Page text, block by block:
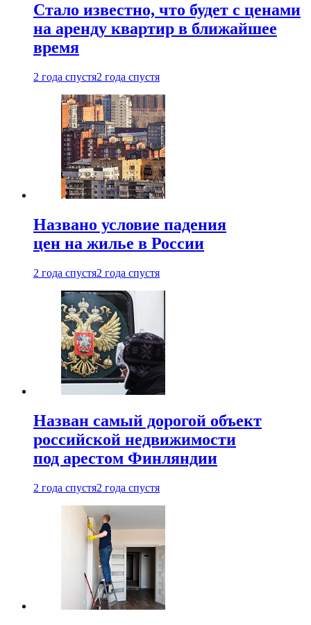
Стало известно, что будет с ценами
на аренду квартир в ближайшее
время
2 года спустя2 года спустя
Названо условие падения
цен на жилье в России
2 года спустя2 года спустя
Назван самый дорогой объект
российской недвижимости
под арестом Финляндии
2 года спустя2 года спустя